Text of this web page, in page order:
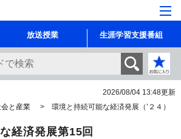
放送授業 生涯学習支援番組
2026/08/04 13:48更新
と産業 環境と持続可能な経済発展（’２４）
経済発展第15回